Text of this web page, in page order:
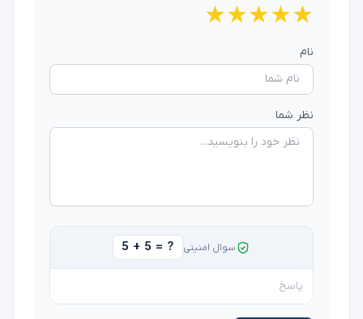
★
★
★
★
★
نام
نظر شما
سوال امنیتی 5 + 5 = ?